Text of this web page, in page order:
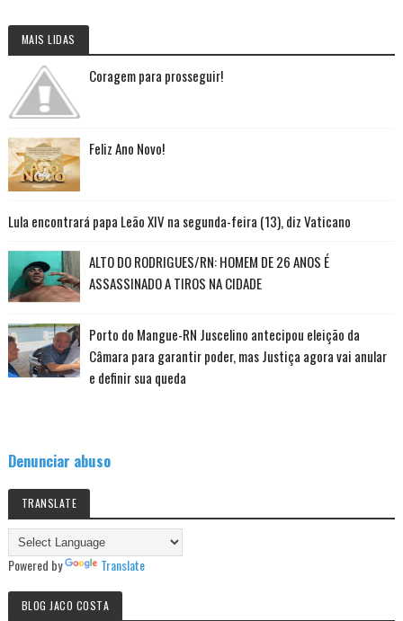
MAIS LIDAS
Coragem para prosseguir!
Feliz Ano Novo!
Lula encontrará papa Leão XIV na segunda-feira (13), diz Vaticano
ALTO DO RODRIGUES/RN: HOMEM DE 26 ANOS É
ASSASSINADO A TIROS NA CIDADE
Porto do Mangue-RN Juscelino antecipou eleição da
Câmara para garantir poder, mas Justiça agora vai anular
e definir sua queda
Denunciar abuso
TRANSLATE
Powered by Translate
BLOG JACO COSTA